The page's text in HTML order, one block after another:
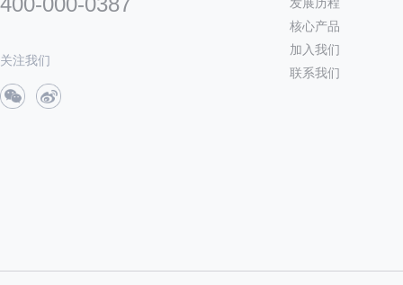
关注我们
核心产品
加入我们
联系我们